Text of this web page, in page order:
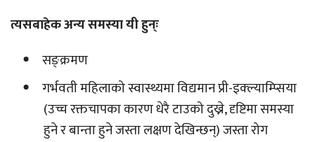
त्यसबाहेक अन्य समस्या यी हुन्ः
सङ्क्रमण
गर्भवती महिलाको स्वास्थ्यमा विद्यमान प्री-इक्ल्याम्प्सिया
(उच्च रक्तचापका कारण धेरै टाउको दुख्ने, दृष्टिमा समस्या
हुने र बान्ता हुने जस्ता लक्षण देखिन्छन्) जस्ता रोग